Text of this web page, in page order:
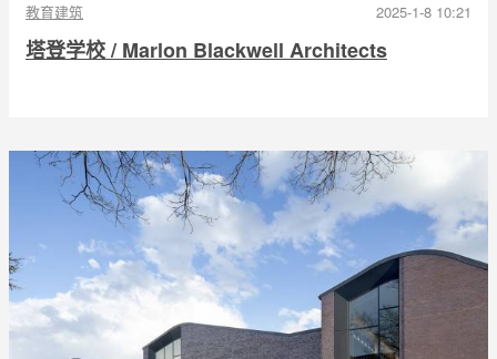
教育建筑 2025-1-8 10:21
塔登学校 / Marlon Blackwell Architects